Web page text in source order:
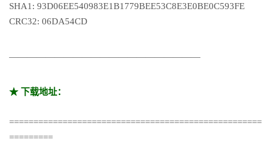
SHA1: 93D06EE540983E1B1779BEE53C8E3E0BE0C593FE
CRC32: 06DA54CD
—————————————————————
★ 下载地址：
====================================================
=========